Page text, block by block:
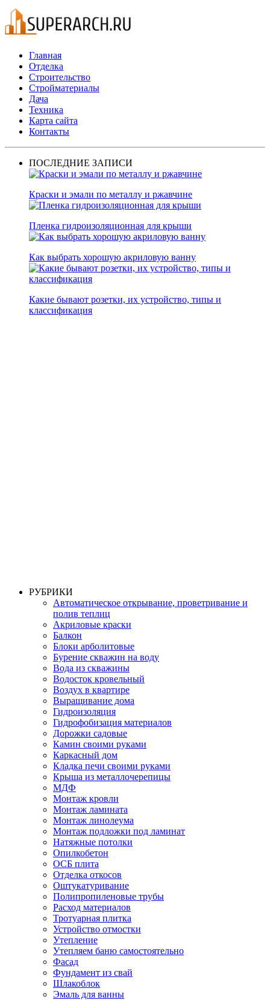
Главная
Отделка
Строительство
Стройматериалы
Дача
Техника
Карта сайта
Контакты
ПОСЛЕДНИЕ ЗАПИСИ
Краски и эмали по металлу и ржавчине
Пленка гидроизоляционная для крыши
Как выбрать хорошую акриловую ванну
Какие бывают розетки, их устройство, типы и
классификация
РУБРИКИ
Автоматическое открывание, проветривание и
полив теплиц
Акриловые краски
Балкон
Блоки арболитовые
Бурение скважин на воду
Вода из скважины
Водосток кровельный
Воздух в квартире
Выращивание дома
Гидроизоляция
Гидрофобизация материалов
Дорожки садовые
Камин своими руками
Каркасный дом
Кладка печи своими руками
Крыша из металлочерепицы
МДФ
Монтаж кровли
Монтаж ламината
Монтаж линолеума
Монтаж подложки под ламинат
Натяжные потолки
Опилкобетон
ОСБ плита
Отделка откосов
Оштукатуривание
Полипропиленовые трубы
Расход материалов
Тротуарная плитка
Устройство отмостки
Утепление
Утепляем баню самостоятельно
Фасад
Фундамент из свай
Шлакоблок
Эмаль для ванны